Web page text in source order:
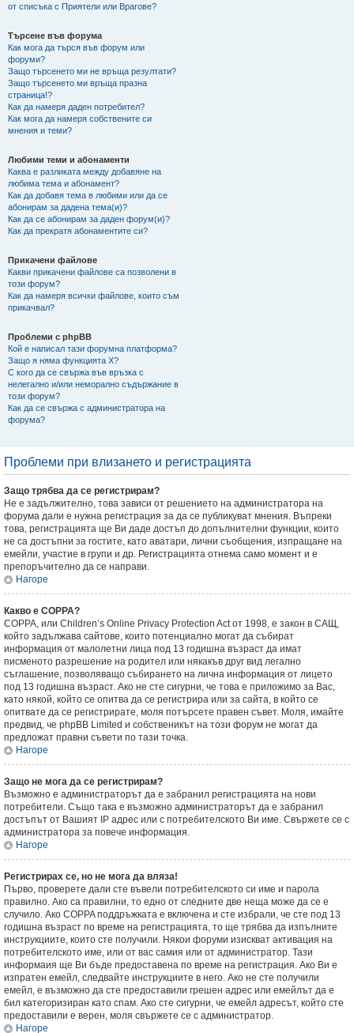
от списъка с Приятели или Врагове?
Търсене във форума
Как мога да търся във форум или
форуми?
Защо търсенето ми не връща резултати?
Защо търсенето ми връща празна
страница!?
Как да намеря даден потребител?
Как мога да намеря собствените си
мнения и теми?
Любими теми и абонаменти
Каква е разликата между добавяне на
любима тема и абонамент?
Как да добавя тема в любими или да се
абонирам за дадена тема(и)?
Как да се абонирам за даден форум(и)?
Как да прекратя абонаментите си?
Прикачени файлове
Какви прикачени файлове са позволени в
този форум?
Как да намеря всички файлове, които съм
прикачвал?
Проблеми с phpBB
Кой е написал тази форумна платформа?
Защо я няма функцията X?
С кого да се свържа във връзка с
нелегално и/или неморално съдържание в
този форум?
Как да се свържа с администратора на
форума?
Проблеми при влизането и регистрацията
Защо трябва да се регистрирам?
Не е задължително, това зависи от решението на администратора на
форума дали е нужна регистрация за да се публикуват мнения. Въпреки
това, регистрацията ще Ви даде достъп до допълнителни функции, които
не са достъпни за гостите, като аватари, лични съобщения, изпращане на
емейли, участие в групи и др. Регистрацията отнема само момент и е
препоръчително да се направи.
Нагоре
Какво е COPPA?
COPPA, или Children’s Online Privacy Protection Act от 1998, е закон в САЩ,
който задължава сайтове, които потенциално могат да събират
информация от малолетни лица под 13 годишна възраст да имат
писменото разрешение на родител или някакъв друг вид легално
съглашение, позволяващо събирането на лична информация от лицето
под 13 годишна възраст. Ако не сте сигурни, че това е приложимо за Вас,
като някой, който се опитва да се регистрира или за сайта, в който се
опитвате да се регистрирате, моля потърсете правен съвет. Моля, имайте
предвид, че phpBB Limited и собственикът на този форум не могат да
предложат правни съвети по тази точка.
Нагоре
Защо не мога да се регистрирам?
Възможно е администраторът да е забранил регистрацията на нови
потребители. Също така е възможно администраторът да е забранил
достъпът от Вашият IP адрес или с потребителското Ви име. Свържете се с
администратора за повече информация.
Нагоре
Регистрирах се, но не мога да вляза!
Първо, проверете дали сте въвели потребителското си име и парола
правилно. Ако са правилни, то едно от следните две неща може да се е
случило. Ако COPPA поддръжката е включена и сте избрали, че сте под 13
годишна възраст по време на регистрацията, то ще трябва да изпълните
инструкциите, които сте получили. Някои форуми изискват активация на
потребителското име, или от вас самия или от администратор. Тази
информаия ще Ви бъде предоставена по време на регистрация. Ако Ви е
изпратен емейл, следвайте инструкциите в него. Ако не сте получили
емейл, е възможно да сте предоставили грешен адрес или емейлът да е
бил категоризиран като спам. Ако сте сигурни, че емейл адресът, който сте
предоставили е верен, моля свържете се с администратор.
Нагоре